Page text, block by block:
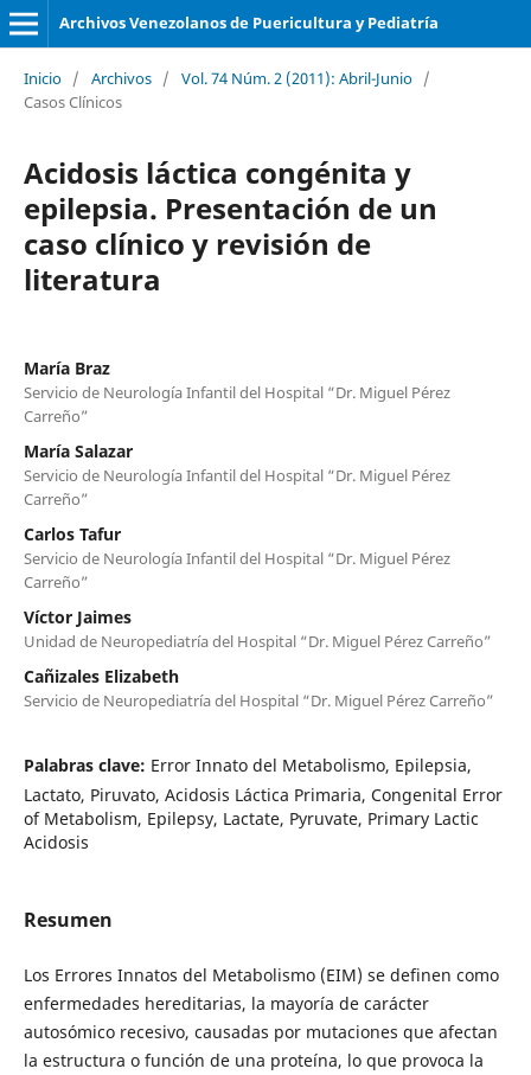
Archivos Venezolanos de Puericultura y Pediatría
Inicio / Archivos / Vol. 74 Núm. 2 (2011): Abril-Junio /
Casos Clínicos
Acidosis láctica congénita y
epilepsia. Presentación de un
caso clínico y revisión de
literatura
María Braz
Servicio de Neurología Infantil del Hospital “Dr. Miguel Pérez
Carreño”
María Salazar
Servicio de Neurología Infantil del Hospital “Dr. Miguel Pérez
Carreño”
Carlos Tafur
Servicio de Neurología Infantil del Hospital “Dr. Miguel Pérez
Carreño”
Víctor Jaimes
Unidad de Neuropediatría del Hospital “Dr. Miguel Pérez Carreño”
Cañizales Elizabeth
Servicio de Neuropediatría del Hospital “Dr. Miguel Pérez Carreño”
Palabras clave: Error Innato del Metabolismo, Epilepsia,
Lactato, Piruvato, Acidosis Láctica Primaria, Congenital Error
of Metabolism, Epilepsy, Lactate, Pyruvate, Primary Lactic
Acidosis
Resumen
Los Errores Innatos del Metabolismo (EIM) se definen como
enfermedades hereditarias, la mayoría de carácter
autosómico recesivo, causadas por mutaciones que afectan
la estructura o función de una proteína, lo que provoca la